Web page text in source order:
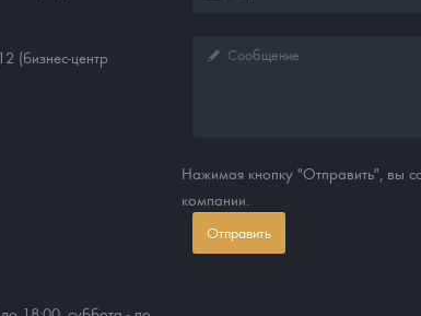
(бизнес-центр
Нажимая кнопку "Отправить", вы
компании.
Отправить